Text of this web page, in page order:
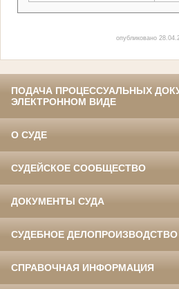
опубликовано
ПОДАЧА ПРОЦЕССУАЛЬНЫХ
ЭЛЕКТРОННОМ ВИДЕ
О СУДЕ
СУДЕЙСКОЕ СООБЩЕСТВО
ДОКУМЕНТЫ СУДА
СУДЕБНОЕ ДЕЛОПРОИЗВОДСТВО
СПРАВОЧНАЯ ИНФОРМАЦИЯ